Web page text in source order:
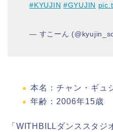
#KYUJIN #GYUJIN
— すこーん
本名：チャン・ギュ
年齢：2006年15歳
「WITHBILLダンススタジ